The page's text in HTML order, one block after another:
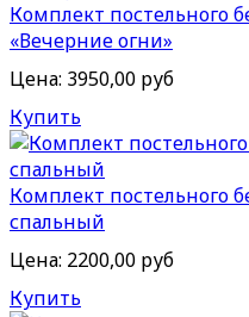
Комплект постельного
«Вечерние огни»
Цена: 3950,00 руб
Купить
Комплект постельного
спальный
Цена: 2200,00 руб
Купить